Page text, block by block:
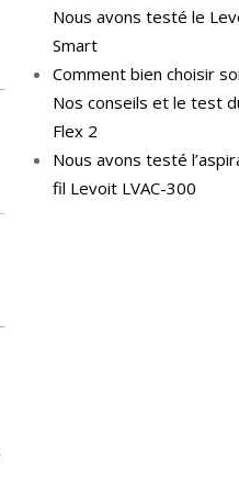
Nous avons testé le
Smart
Comment bien choisir
Nos conseils et le test
Flex 2
Nous avons testé
fil Levoit LVAC-300